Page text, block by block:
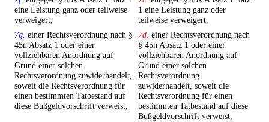
eine Leistung ganz oder teilweise
verweigert,
1 eine Leistung ganz oder
teilweise verweigert,
7g. einer Rechtsverordnung nach §
45n Absatz 1 oder einer
vollziehbaren Anordnung auf
Grund einer solchen
Rechtsverordnung zuwiderhandelt,
soweit die Rechtsverordnung für
einen bestimmten Tatbestand auf
diese Bußgeldvorschrift verweist,
7d. einer Rechtsverordnung nach
§ 45n Absatz 1 oder einer
vollziehbaren Anordnung auf
Grund einer solchen
Rechtsverordnung
zuwiderhandelt, soweit die
Rechtsverordnung für einen
bestimmten Tatbestand auf diese
Bußgeldvorschrift verweist,